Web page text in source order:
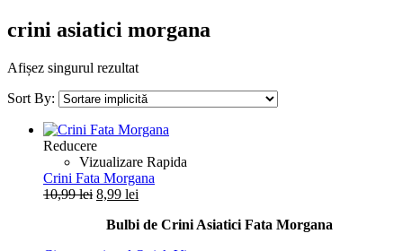
crini asiatici morgana
Afișez singurul rezultat
Sort By:
Reducere
Vizualizare Rapida
Crini Fata Morgana
10,99lei Prețul
8,99 lei
este:
Bulbi de Crini Asiatici Fata Morgana